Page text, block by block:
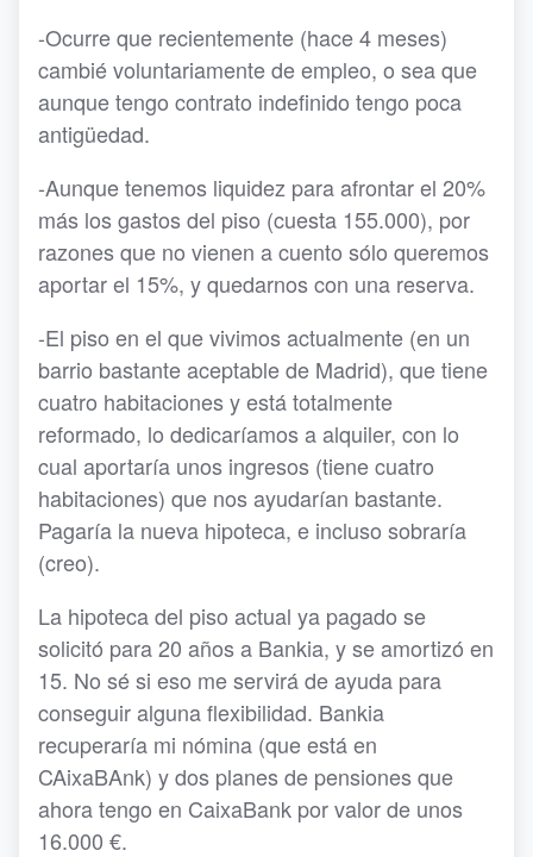
-Ocurre que recientemente (hace 4 meses)
cambié voluntariamente de empleo, o sea que
aunque tengo contrato indefinido tengo poca
antigüedad.
-Aunque tenemos liquidez para afrontar el 20%
más los gastos del piso (cuesta 155.000), por
razones que no vienen a cuento sólo queremos
aportar el 15%, y quedarnos con una reserva.
-El piso en el que vivimos actualmente (en un
barrio bastante aceptable de Madrid), que tiene
cuatro habitaciones y está totalmente
reformado, lo dedicaríamos a alquiler, con lo
cual aportaría unos ingresos (tiene cuatro
habitaciones) que nos ayudarían bastante.
Pagaría la nueva hipoteca, e incluso sobraría
(creo).
La hipoteca del piso actual ya pagado se
solicitó para 20 años a Bankia, y se amortizó en
15. No sé si eso me servirá de ayuda para
conseguir alguna flexibilidad. Bankia
recuperaría mi nómina (que está en
CAixaBAnk) y dos planes de pensiones que
ahora tengo en CaixaBank por valor de unos
16.000 €.